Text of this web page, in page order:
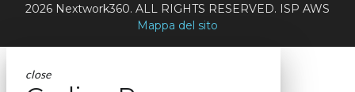
2026 Nextwork360. ALL RIGHTS RESERVED. ISP AWS
Mappa del sito
close